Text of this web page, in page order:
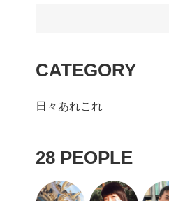
CATEGORY
日々あれこれ
28 PEOPLE